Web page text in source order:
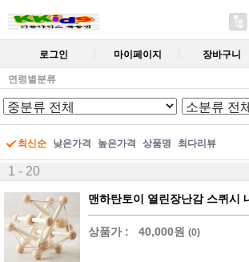
로그인 마이페이지 장바구니
연령별분류
최신순 낮은가격 높은가격 상품명 최다리뷰
1 - 20
맨하탄토이 열린장난감 스퀴시
상품가 : 40,000원 (0)